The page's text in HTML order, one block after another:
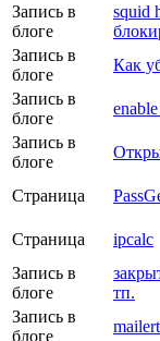
Запись в
блоге
squid
Запись в
блоге
Как
Запись в
блоге
Запись в
блоге
Страница
Страница
ipcalc
Запись в
блоге
тп.
Запись в
блоге